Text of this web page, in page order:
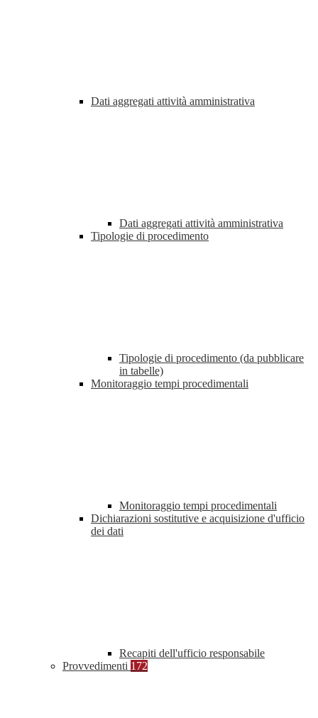
Dati aggregati attività amministrativa
Dati aggregati attività amministrativa
Tipologie di procedimento
Tipologie di procedimento (da pubblicare
in tabelle)
Monitoraggio tempi procedimentali
Monitoraggio tempi procedimentali
Dichiarazioni sostitutive e acquisizione d'ufficio
dei dati
Recapiti dell'ufficio responsabile
Provvedimenti 172